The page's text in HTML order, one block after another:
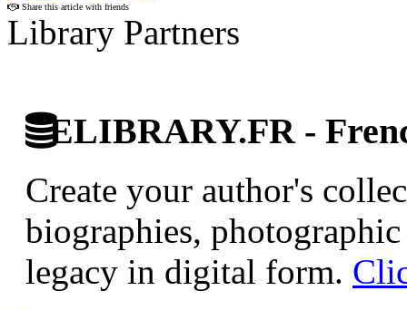
Share this article with friends
Library Partners
ELIBRARY.FR -
Create your author's
biographies,
legacy in digital form.